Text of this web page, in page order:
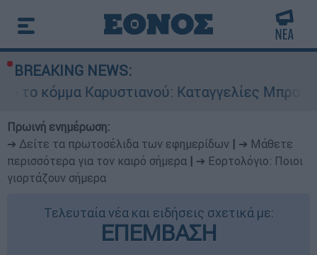
BREAKING NEWS:
Καταγγελίες Μπρουτζάκη για
Πρωινή ενημέρωση:
➔ Δείτε τα πρωτοσέλιδα των εφημερίδων
➔ Μάθετε
περισσότερα για τον καιρό σήμερα
➔ Εορτολόγιο: Ποιοι
γιορτάζουν σήμερα
Τελευταία νέα και ειδήσεις σχετικά με:
ΕΠΕΜΒΑΣΗ